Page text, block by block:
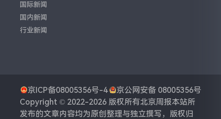
国际新闻
国内新闻
行业新闻
京ICP备08005356号-4
京公网安备 08005356号
Copyright © 2022-2026 版权所有北京周报本站所
发布的文章内容均为原创整理与独立撰写，版权归